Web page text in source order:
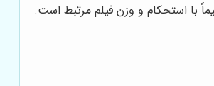
با استحکام و وزن فیلم مرتبط است.